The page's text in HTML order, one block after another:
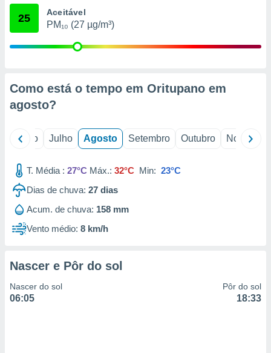
estudos
1199
25 Aceitável
PM₁₀ (27 µg/m³)
Como está o tempo em Oritupano em
agosto?
Junho Julho Agosto Setembro Outubro Novembro
T. Média : 27°C Máx.: 32°C Min: 23°C
Dias de chuva: 27 dias
Acum. de chuva: 158 mm
Vento médio: 8 km/h
Nascer e Pôr do sol
Nascer do sol
06:05
Pôr do sol
18:33